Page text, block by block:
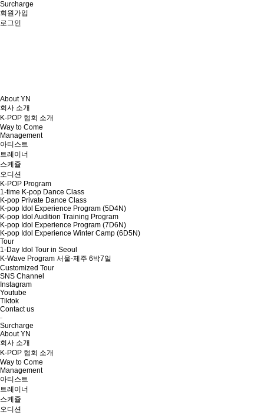
Surcharge
회원가입
로그인
About YN
회사 소개
K-POP 협회 소개
Way to Come
Management
아티스트
트레이너
스케쥴
오디션
K-POP Program
1-time K-pop Dance Class
K-pop Private Dance Class
K-pop Idol Experience Program (5D4N)
K-pop Idol Audition Training Program
K-pop Idol Experience Program (7D6N)
K-pop Idol Experience Winter Camp (6D5N)
Tour
1-Day Idol Tour in Seoul
K-Wave Program 서울-제주 6박7일
Customized Tour
SNS Channel
Instagram
Youtube
Tiktok
Contact us
Surcharge
About YN
회사 소개
K-POP 협회 소개
Way to Come
Management
아티스트
트레이너
스케쥴
오디션